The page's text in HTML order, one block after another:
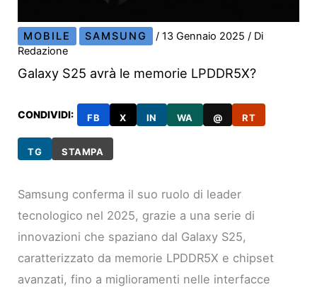
MOBILE SAMSUNG /13 Gennaio 2025/ Di
Redazione
Galaxy S25 avrà le memorie LPDDR5X?
CONDIVIDI: FB X IN WA @ RT
TG STAMPA
Samsung conferma il suo ruolo di leader
tecnologico nel 2025, grazie a una serie di
innovazioni che spaziano dal Galaxy S25,
caratterizzato da memorie LPDDR5X e chipset
avanzati, fino a miglioramenti nelle interfacce